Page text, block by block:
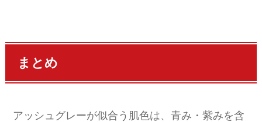
まとめ
アッシュグレーが似合う肌色は、青み・紫みを含